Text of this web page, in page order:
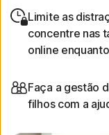
Limite as
concentre nas
online
Faça a gestão
filhos com a